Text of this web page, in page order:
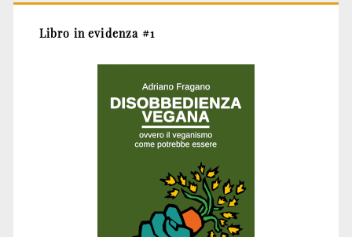
Libro in evidenza #1